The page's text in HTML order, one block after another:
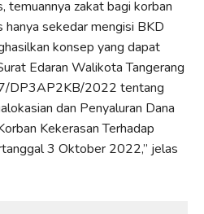
temuannya zakat bagi korban
sekedar mengisi BKD
konsep yang dapat
Edaran Walikota Tangerang
DP3AP2KB/2022 tentang
dan Penyaluran Dana
Kekerasan Terhadap
3 Oktober 2022,” jelas